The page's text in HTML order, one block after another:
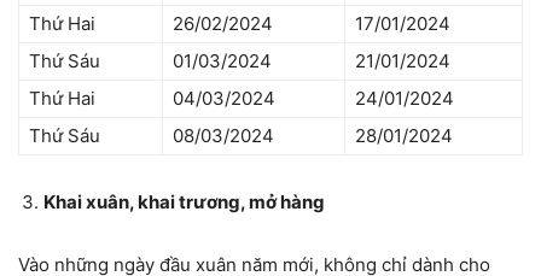
Thứ Hai
26/02/2024
17/01/2024
Thứ Sáu
01/03/2024
21/01/2024
Thứ Hai
04/03/2024
24/01/2024
Thứ Sáu
08/03/2024 28/01/2024
Khai xuân, khai trương, mở hàng
Vào những ngày đầu xuân năm mới, không chỉ dành cho